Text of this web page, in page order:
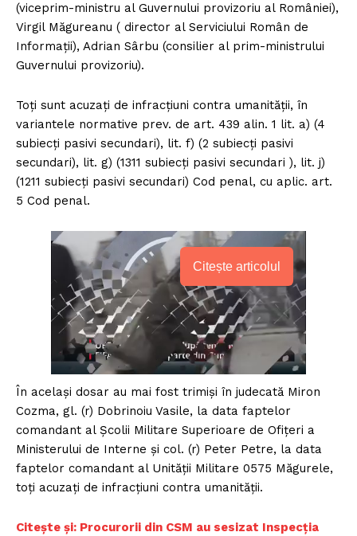
(viceprim-ministru al Guvernului provizoriu al României),
Virgil ⁠Măgureanu ( director al Serviciului Român de
Informații), Adrian Sârbu (consilier al prim-ministrului
Guvernului provizoriu).
Toți sunt acuzați de infracțiuni contra umanității, în
variantele normative prev. de art. 439 alin. 1 lit. a) (4
subiecți pasivi secundari), lit. f) (2 subiecți pasivi
secundari), lit. g) (1311 subiecți pasivi secundari ), lit. j)
(1211 subiecți pasivi secundari) Cod penal, cu aplic. art.
5 Cod penal.
Citește articolul
În același dosar au mai fost trimiși în judecată Miron
Cozma, ⁠gl. (r) Dobrinoiu Vasile, la data faptelor
comandant al Şcolii Militare Superioare de Ofițeri a
Ministerului de Interne și col. (r) Peter Petre, la data
faptelor comandant al Unității Militare 0575 Măgurele,
toți acuzați de infracțiuni contra umanității.
Citește și: Procurorii din CSM au sesizat Inspecția